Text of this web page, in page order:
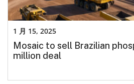
Mosaic to sell Brazilian
million deal
1 月 15, 2025